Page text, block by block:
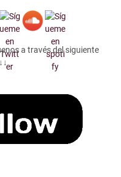
a través del siguiente